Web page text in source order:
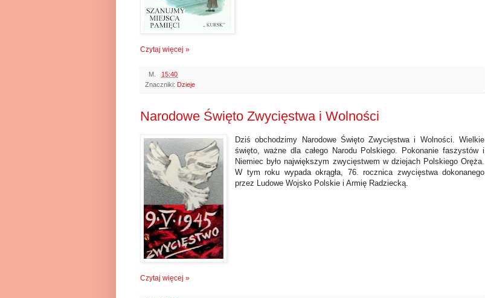
Czytaj więcej »
M.
15:40
Znaczniki: Dzieje
Narodowe Święto Zwycięstwa i Wolności
Dziś obchodzimy Narodowe Święto Zwycięstwa i Wolności. Wielkie
święto, ważne dla całego Narodu Polskiego. Pokonanie faszystów i
Niemiec było największym zwycięstwem w dziejach Polskiego Oręża.
W tym roku wypada okrągła, 76. rocznica zwycięstwa dokonanego
przez Ludowe Wojsko Polskie i Armię Radziecką.
Czytaj więcej »